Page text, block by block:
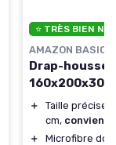
⭐ TRÈS BIEN
AMAZON BASICS
Drap-housse
160x200x30
＋
Taille précise
cm, convient
＋
Microfibre